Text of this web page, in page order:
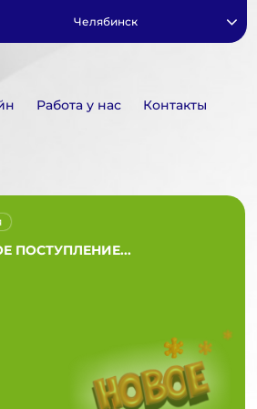
Челябинск
Работа у нас Контакты
ПОСТУПЛЕНИЕ...